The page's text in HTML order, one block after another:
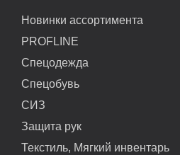
Новинки ассортимента
PROFLINE
Спецодежда
Спецобувь
СИЗ
Защита рук
Текстиль, Мягкий инвентарь